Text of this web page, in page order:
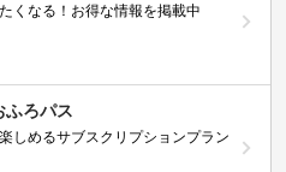
くなる！お得な情報を掲載中
ふろパス
しめるサブスクリプションプラン